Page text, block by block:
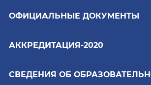
ОФИЦИАЛЬНЫЕ ДОКУМЕНТЫ
АККРЕДИТАЦИЯ-2020
СВЕДЕНИЯ ОБ